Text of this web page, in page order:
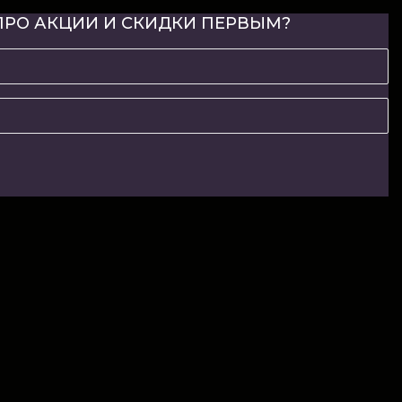
АКЦИИ И СКИДКИ ПЕРВЫМ?